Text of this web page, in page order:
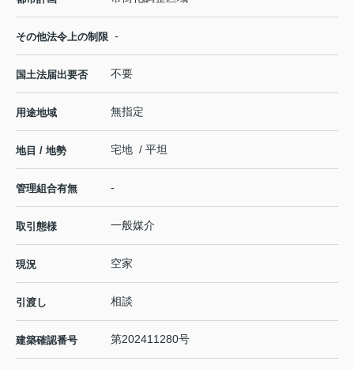
その他法令上の制限 -
国土法届出要否 不要
用途地域 無指定
地目 / 地勢 宅地 / 平坦
管理組合有無 -
取引態様 一般媒介
現況 空家
引渡し 相談
建築確認番号 第202411280号